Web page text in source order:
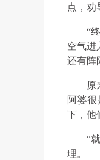
点，劝
“
空气进
还有阵
原
阿婆
下，他
“
理。